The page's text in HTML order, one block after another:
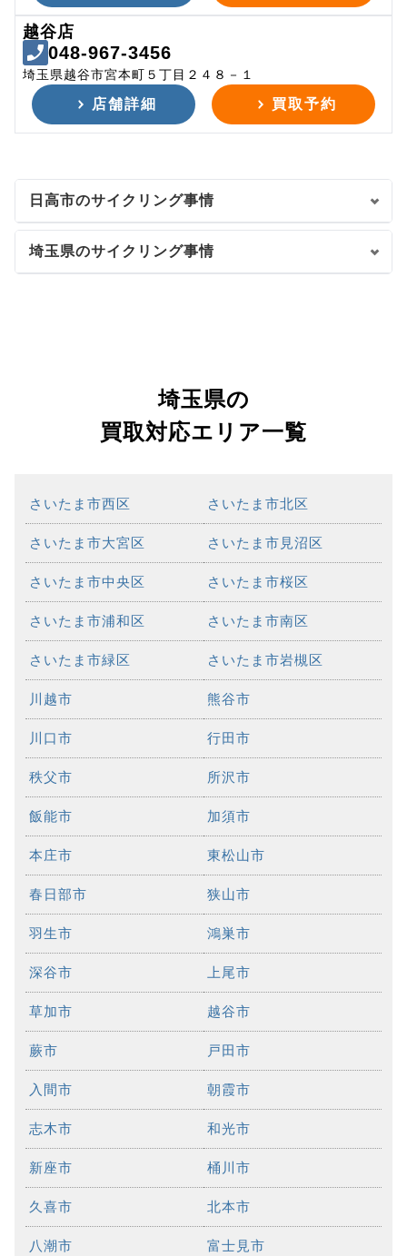
越谷店
048-967-3456
埼玉県越谷市宮本町５丁目２４８－１
店舗詳細 買取予約
日高市のサイクリング事情
埼玉県のサイクリング事情
埼玉県の
買取対応エリア一覧
さいたま市西区 さいたま市北区
さいたま市大宮区 さいたま市見沼区
さいたま市中央区 さいたま市桜区
さいたま市浦和区 さいたま市南区
さいたま市緑区 さいたま市岩槻区
川越市 熊谷市
川口市 行田市
秩父市 所沢市
飯能市 加須市
本庄市 東松山市
春日部市 狭山市
羽生市 鴻巣市
深谷市 上尾市
草加市 越谷市
蕨市 戸田市
入間市 朝霞市
志木市 和光市
新座市 桶川市
久喜市 北本市
八潮市 富士見市